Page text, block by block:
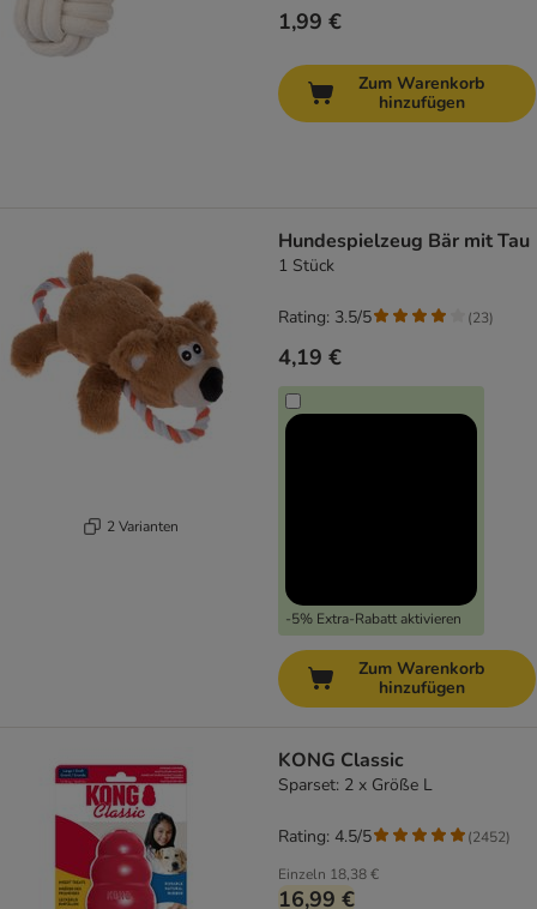
1,99 €
Zum Warenkorb
hinzufügen
2 Varianten
Hundespielzeug Bär mit Tau
1 Stück
4,19 €
-5% Extra-Rabatt aktivieren
Rating: 3.5/5 (23)
Zum Warenkorb
hinzufügen
KONG Classic
Sparset: 2 x Größe L
Einzeln 18,38 €
16,99 €
Rating: 4.5/5 (2452)